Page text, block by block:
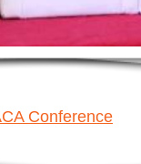
Conference